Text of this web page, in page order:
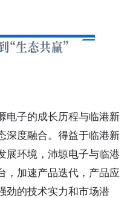
电子的成长历程与临港新
深度融合。得益于临港新
展环境，沛塬电子与临港
，加速产品迭代，产品应
劲的技术实力和市场潜